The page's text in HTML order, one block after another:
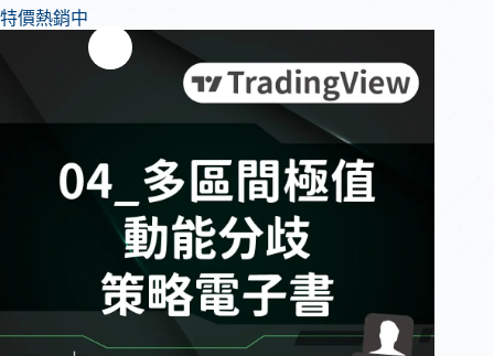
特價熱銷中